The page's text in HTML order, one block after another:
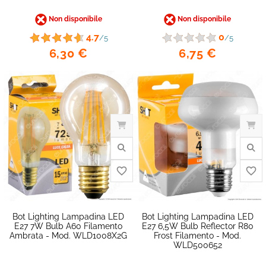
Non disponibile
4.7/5
6,30 €
Non disponibile
0/5
6,75 €
Bot Lighting Lampadina LED
E27 7W Bulb A60 Filamento
Ambrata - Mod. WLD1008X2G
Bot Lighting Lampadina LED
E27 6,5W Bulb Reflector R80
Frost Filamento - Mod.
WLD500652